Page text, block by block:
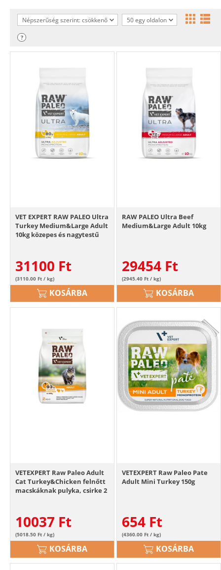
Népszerűség szerint: csökkenő 50 egy oldalon
?
VET EXPERT RAW PALEO Ultra
Turkey Medium&Large Adult
10kg közepes és nagytestű
31100 Ft
(3110.00 Ft / kg)
KOSÁRBA
RAW PALEO Ultra Beef
Medium&Large Adult 10kg
29454 Ft
(2945.40 Ft / kg)
KOSÁRBA
VETEXPERT Raw Paleo Adult
Cat Turkey&Chicken felnőtt
macskáknak pulyka, csirke 2
10037 Ft
(5018.50 Ft / kg)
KOSÁRBA
VETEXPERT Raw Paleo Pate
Adult Mini Turkey 150g
654 Ft
(4360.00 Ft / kg)
KOSÁRBA